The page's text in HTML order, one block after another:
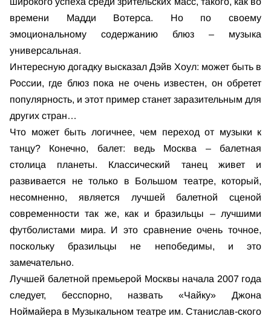
времени Мадди Вотерса. Но по своему
эмоциональному содержанию блюз – музыка
универсальная.
Интересную догадку высказал Дэйв Хоул: может быть в
России, где блюз пока не очень известен, он обретет
популярность, и этот пример станет заразительным для
других стран…
Что может быть логичнее, чем переход от музыки к
танцу? Конечно, балет: ведь Москва – балетная
столица планеты. Классический танец живет и
развивается не только в Большом театре, который,
несомненно, является лучшей балетной сценой
современности так же, как и бразильцы – лучшими
футболистами мира. И это сравнение очень точное,
поскольку бразильцы не непобедимы, и это
замечательно.
Лучшей балетной премьерой Москвы начала 2007 года
следует, бесспорно, назвать «Чайку» Джона
Ноймайера в Музыкальном театре им. Станислав-ского